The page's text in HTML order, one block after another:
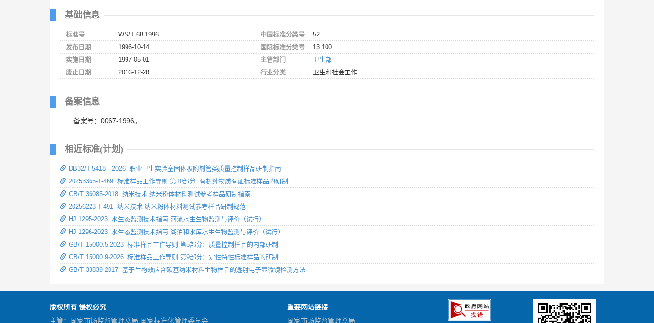
基础信息
标准号
WS/T 68-1996
发布日期
1996-10-14
实施日期
1997-05-01
废止日期
2016-12-28
中国标准分类号
52
国际标准分类号
13.100
主管部门
卫生部
行业分类
卫生和社会工作
备案信息
备案号：0067-1996。
相近标准(计划)
DB32/T 5418—2026 职业卫生实验室固体吸附剂管类质量控制样品研制指南
20253365-T-469 标准样品工作导则 第10部分: 有机纯物质有证标准样品的研制
GB/T 36085-2018 纳米技术 纳米粉体材料测试参考样品研制指南
20256223-T-491 纳米技术 纳米粉体材料测试参考样品研制规范
HJ 1295-2023 水生态监测技术指南 河流水生生物监测与评价（试行）
HJ 1296-2023 水生态监测技术指南 湖泊和水库水生生物监测与评价（试行）
GB/T 15000.5-2023 标准样品工作导则 第5部分：质量控制样品的内部研制
GB/T 15000.9-2026 标准样品工作导则 第9部分：定性特性标准样品的研制
GB/T 33839-2017 基于生物效应含碳基纳米材料生物样品的透射电子显微镜检测方法
版权所有 侵权必究
主管：国家市场监督管理总局 国家标准化管理委员会
重要网站链接
国家市场监督管理总局